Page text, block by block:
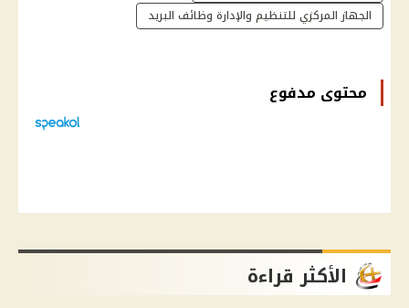
الجهاز المركزي للتنظيم والإدارة وظائف البريد
محتوى مدفوع
الأكثر قراءة